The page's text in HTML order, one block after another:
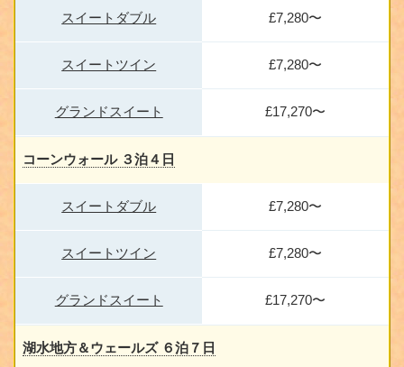
スイートダブル £7,280〜
スイートツイン £7,280〜
グランドスイート £17,270〜
コーンウォール ３泊４日
スイートダブル £7,280〜
スイートツイン £7,280〜
グランドスイート £17,270〜
湖水地方＆ウェールズ ６泊７日